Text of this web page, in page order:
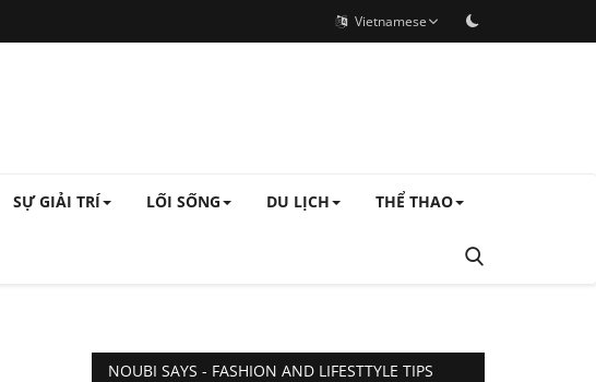
Vietnamese
SỰ GIẢI TRÍ LỐI SỐNG DU LỊCH THỂ THAO
NOUBI SAYS - FASHION AND LIFESTTYLE TIPS